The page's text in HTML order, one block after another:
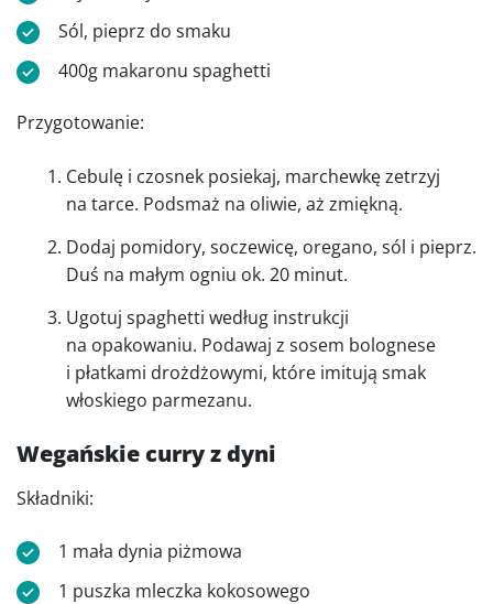
Sól, pieprz do smaku
400g makaronu spaghetti
Przygotowanie:
Cebulę i czosnek posiekaj, marchewkę zetrzyj
na tarce. Podsmaż na oliwie, aż zmiękną.
Dodaj pomidory, soczewicę, oregano, sól i pieprz.
Duś na małym ogniu ok. 20 minut.
Ugotuj spaghetti według instrukcji
na opakowaniu. Podawaj z sosem bolognese
i płatkami drożdżowymi, które imitują smak
włoskiego parmezanu.
Wegańskie curry z dyni
Składniki:
1 mała dynia piżmowa
1 puszka mleczka kokosowego